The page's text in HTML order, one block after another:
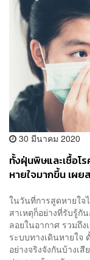
30 มีนาคม 2020
ทั้งฝุ่นพิษและเชื้อโ
หายใจมากขึ้น เผ
ในวันที่การสูดหายใจ
สาเหตุก็อย่างที่รับรู้กั
ลอยในอากาศ รวมถึ
ระบบทางเดินหายใจ
อย่างจริงจังกันบ้างเ